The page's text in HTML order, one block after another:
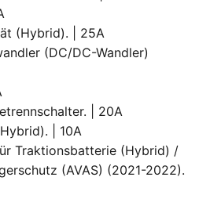
(Hybrid). | 25A
(DC/DC-Wandler)
| 20A
| 10A
Traktionsbatterie (Hybrid) /
(AVAS) (2021-2022).